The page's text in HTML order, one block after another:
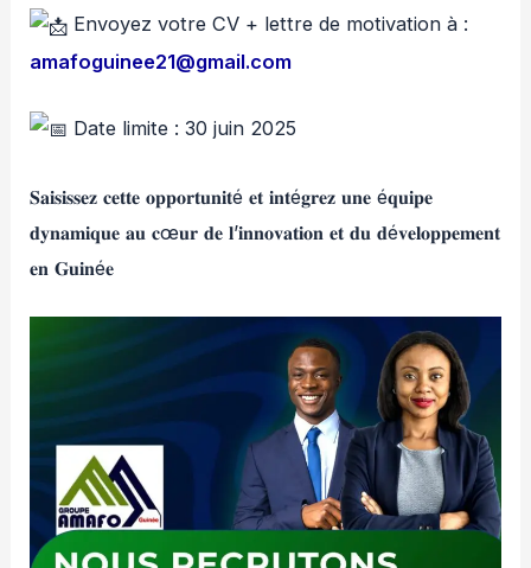
Envoyez votre CV + lettre de motivation à :
amafoguinee21@gmail.com
Date limite : 30 juin 2025
𝐒𝐚𝐢𝐬𝐢𝐬𝐬𝐞𝐳 𝐜𝐞𝐭𝐭𝐞 𝐨𝐩𝐩𝐨𝐫𝐭𝐮𝐧𝐢𝐭é 𝐞𝐭 𝐢𝐧𝐭é𝐠𝐫𝐞𝐳 𝐮𝐧𝐞 é𝐪𝐮𝐢𝐩𝐞
𝐝𝐲𝐧𝐚𝐦𝐢𝐪𝐮𝐞 𝐚𝐮 𝐜œ𝐮𝐫 𝐝𝐞 𝐥’𝐢𝐧𝐧𝐨𝐯𝐚𝐭𝐢𝐨𝐧 𝐞𝐭 𝐝𝐮 𝐝é𝐯𝐞𝐥𝐨𝐩𝐩𝐞𝐦𝐞𝐧𝐭
𝐞𝐧 𝐆𝐮𝐢𝐧é𝐞